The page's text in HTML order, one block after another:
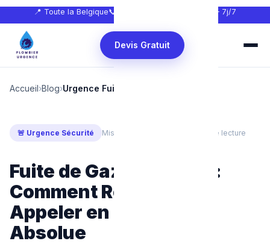
📍 Toute la Belgique📞 🕐 24h/24 — 7j/7
Devis Gratuit
Accueil›Blog›Urgence Fuite Gaz Bruxelles
🚨 Urgence Sécurité Mis à jour : juillet 2026 ⏱ 6 min de lecture
Fuite de Gaz Bruxelles :
Comment Réagir et Qui
Appeler en Urgence
Absolue